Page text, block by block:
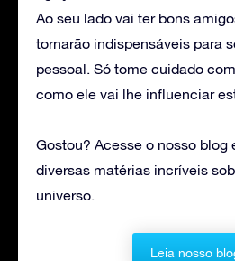
Ao seu lado vai ter bons
tornarão indispensáveis para
pessoal. Só tome cuidado
como ele vai lhe influenciar
Gostou? Acesse o nosso blog
diversas matérias incríveis
universo.
Leia nosso